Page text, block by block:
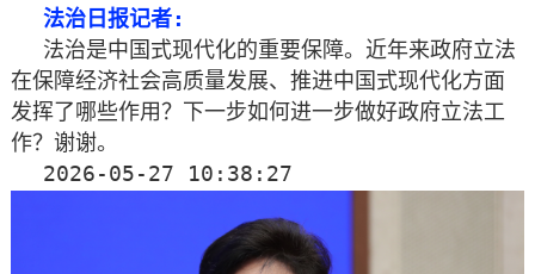
法治日报记者:
法治是中国式现代化的重要保障。近年来政府立法
在保障经济社会高质量发展、推进中国式现代化方面
发挥了哪些作用？下一步如何进一步做好政府立法工
作？谢谢。
2026-05-27 10:38:27